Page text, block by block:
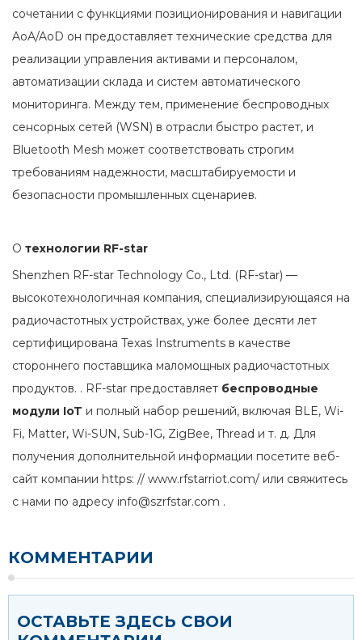
сочетании с функциями позиционирования и навигации
AoA/AoD он предоставляет технические средства для
реализации управления активами и персоналом,
автоматизации склада и систем автоматического
мониторинга. Между тем, применение беспроводных
сенсорных сетей (WSN) в отрасли быстро растет, и
Bluetooth Mesh может соответствовать строгим
требованиям надежности, масштабируемости и
безопасности промышленных сценариев.
О технологии RF-star
Shenzhen RF-star Technology Co., Ltd. (RF-star) —
высокотехнологичная компания, специализирующаяся на
радиочастотных устройствах, уже более десяти лет
сертифицирована Texas Instruments в качестве
стороннего поставщика маломощных радиочастотных
продуктов. . RF-star предоставляет беспроводные
модули IoT и полный набор решений, включая BLE, Wi-
Fi, Matter, Wi-SUN, Sub-1G, ZigBee, Thread и т. д. Для
получения дополнительной информации посетите веб-
сайт компании https: // www.rfstarriot.com/ или свяжитесь
с нами по адресу info@szrfstar.com .
КОММЕНТАРИИ
ОСТАВЬТЕ ЗДЕСЬ СВОИ